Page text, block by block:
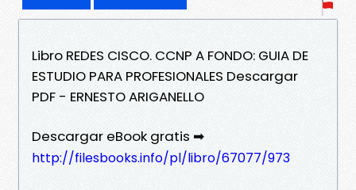
Libro REDES CISCO. CCNP A FONDO: GUIA DE
ESTUDIO PARA PROFESIONALES Descargar
PDF - ERNESTO ARIGANELLO
Descargar eBook gratis ➡
http://filesbooks.info/pl/libro/67077/973